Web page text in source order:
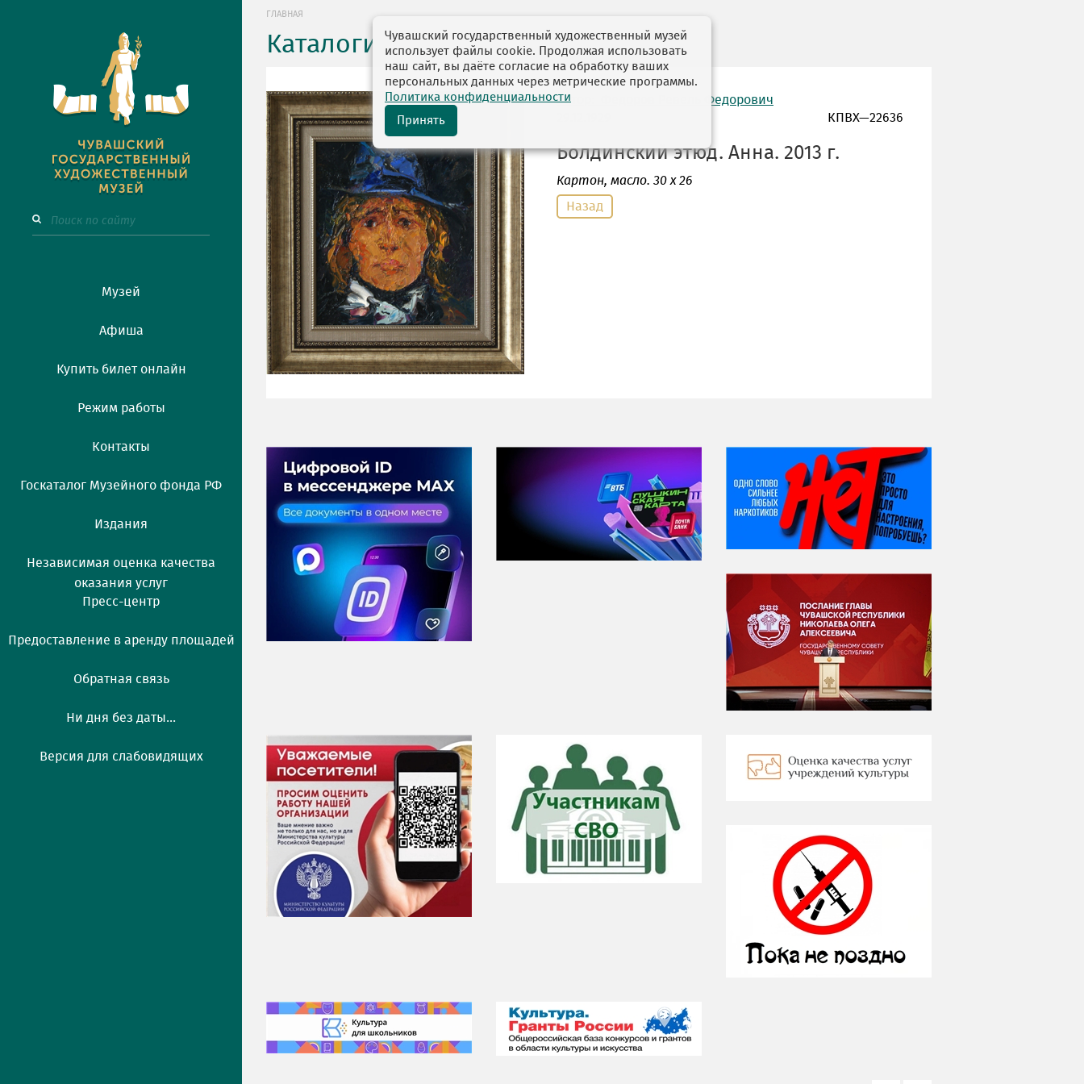
Музей
Афиша
Купить билет онлайн
Режим работы
Контакты
Госкаталог Музейного фонда РФ
Издания
Независимая оценка качества
оказания услуг
Пресс-центр
Предоставление в аренду площадей
Обратная связь
Ни дня без даты...
Версия для слабовидящих
ГЛАВНАЯ
Каталоги выставок
автор: Федоров Ревель Федорович
КПВХ—22636
Болдинский этюд. Анна. 2013 г.
Картон, масло. 30 х 26
Назад
Чувашский государственный художественный музей
использует файлы cookie. Продолжая использовать
наш сайт, вы даёте согласие на обработку ваших
персональных данных через метрические программы.
Политика конфиденциальности
Принять